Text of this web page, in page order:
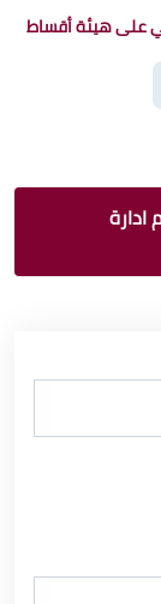
على هيئة أقساط